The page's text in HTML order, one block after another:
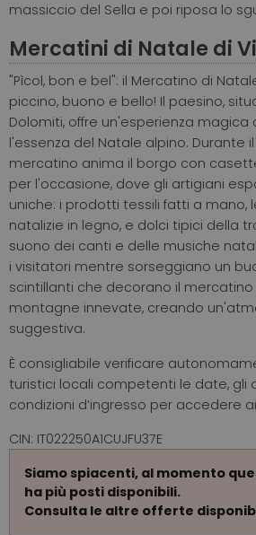
massiccio del Sella e poi riposa lo
Mercatini di Natale di
"Pìcol, bon e bel": il Mercatino di
piccino, buono e bello! Il paesino,
Dolomiti, offre un'esperienza
l'essenza del Natale alpino. Durante
mercatino anima il borgo con
per l'occasione, dove gli artigiani
uniche: i prodotti tessili fatti a mano,
natalizie in legno, e dolci tipici della
suono dei canti e delle musiche
i visitatori mentre sorseggiano un
scintillanti che decorano il
montagne innevate, creando
suggestiva.
È consigliabile verificare
turistici locali competenti le date, gli
condizioni d’ingresso per accedere
CIN: IT022250A1CUJFU37E
Siamo spiacenti, al momento
ha più posti disponibili.
Consulta le altre offerte